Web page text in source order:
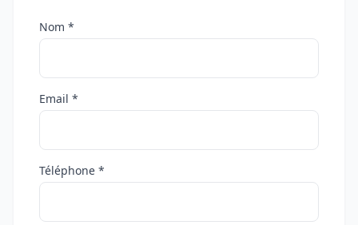
Nom *
Email *
Téléphone *